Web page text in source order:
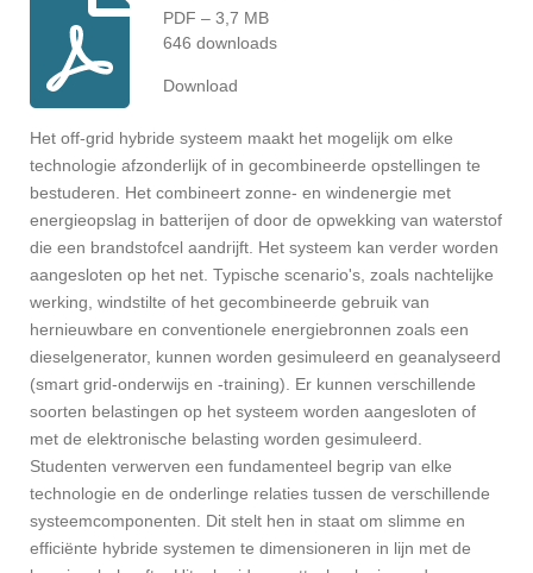
PDF – 3,7 MB
646 downloads
Download
Het off-grid hybride systeem maakt het mogelijk om elke
technologie afzonderlijk of in gecombineerde opstellingen te
bestuderen. Het combineert zonne- en windenergie met
energieopslag in batterijen of door de opwekking van waterstof
die een brandstofcel aandrijft. Het systeem kan verder worden
aangesloten op het net. Typische scenario's, zoals nachtelijke
werking, windstilte of het gecombineerde gebruik van
hernieuwbare en conventionele energiebronnen zoals een
dieselgenerator, kunnen worden gesimuleerd en geanalyseerd
(smart grid-onderwijs en -training). Er kunnen verschillende
soorten belastingen op het systeem worden aangesloten of
met de elektronische belasting worden gesimuleerd.
Studenten verwerven een fundamenteel begrip van elke
technologie en de onderlinge relaties tussen de verschillende
systeemcomponenten. Dit stelt hen in staat om slimme en
efficiënte hybride systemen te dimensioneren in lijn met de